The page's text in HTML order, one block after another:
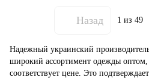
Назад 1 из 49
Надежный украинский
широкий ассортимент одежды оптом,
соответствует цене. Это